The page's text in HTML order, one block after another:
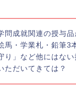
問成就関連の授与
馬・学業札・鉛筆
り」など他にはな
ただいてきては？